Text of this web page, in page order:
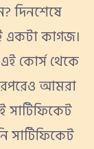
দিনশেষে
একটা কাগজ।
কোর্স থেকে
আমরা
সার্টিফিকেট
সার্টিফিকেট